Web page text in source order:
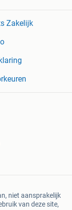
Zakelijk
niet aansprakelijk
van deze site,